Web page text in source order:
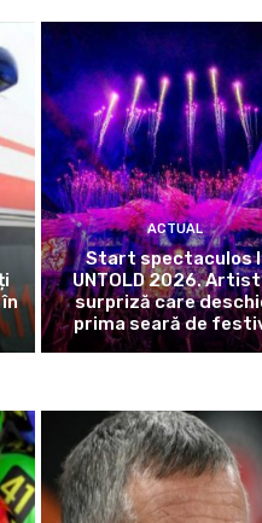
ACTUAL
Start spectaculos
UNTOLD 2026.
surpriză care
prima seară de